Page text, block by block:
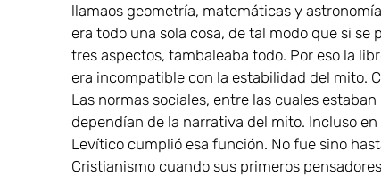
llamaos geometría, matemáticas y
era todo una sola cosa, de tal modo que si se
tres aspectos, tambaleaba todo. Por eso la
era incompatible con la estabilidad del mito.
Las normas sociales, entre las cuales
dependían de la narrativa del mito. Incluso
Levítico cumplió esa función. No fue sino
Cristianismo cuando sus primeros